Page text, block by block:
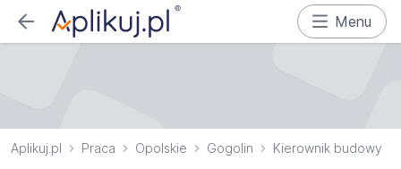
Menu
Aplikuj.pl Praca Opolskie Gogolin Kierownik budowy